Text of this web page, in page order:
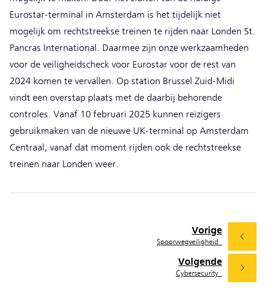
Eurostar-terminal in Amsterdam is het tijdelijk niet
mogelijk om rechtstreekse treinen te rijden naar Londen St.
Pancras International. Daarmee zijn onze werkzaamheden
voor de veiligheidscheck voor Eurostar voor de rest van
2024 komen te vervallen. Op station Brussel Zuid-Midi
vindt een overstap plaats met de daarbij behorende
controles. Vanaf 10 februari 2025 kunnen reizigers
gebruikmaken van de nieuwe UK-terminal op Amsterdam
Centraal, vanaf dat moment rijden ook de rechtstreekse
treinen naar Londen weer.
Volgende
Cybersecurity
Vorige
Spoorwegveiligheid